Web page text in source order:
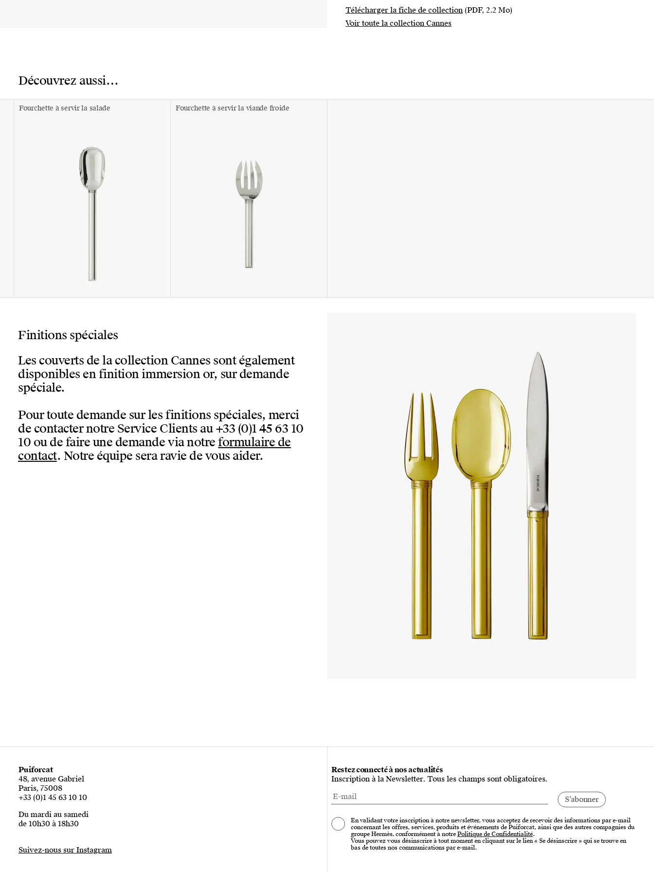
Télécharger la fiche de collection (PDF, 2.2 Mo)
Voir toute la collection Cannes
Découvrez aussi…
Fourchette à servir la salade Fourchette à servir la viande froide
Finitions spéciales
Les couverts de la collection Cannes sont également
disponibles en finition immersion or, sur demande
spéciale.
Pour toute demande sur les finitions spéciales, merci
de contacter notre Service Clients au +33 (0)1 45 63 10
10 ou de faire une demande via notreformulaire de
contact. Notre équipe sera ravie de vous aider.
Puiforcat
48, avenue Gabriel
Paris, 75008
+33 (0)1 45 63 10 10
Du mardi au samedi
de 10h30 à 18h30
Suivez-nous sur Instagram
Restez connecté à nos actualités
Inscription à la Newsletter. Tous les champs sont obligatoires.
En validant votre inscription à notre newsletter, vous acceptez de recevoir des informations par e-mail
concernant les offres, services, produits et événements de Puiforcat, ainsi que des autres compagnies du
groupe Hermès, conformément à notrePolitique de Confidentialité.
Vous pouvez vous désinscrire à tout moment en cliquant sur le lien « Se désinscrire » qui se trouve en
bas de toutes nos communications par e-mail.